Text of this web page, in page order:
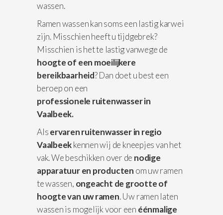
wassen.
Ramen wassen kan soms een lastig karwei
zijn. Misschien heeft u tijdgebrek?
Misschien is het te lastig vanwege de
hoogte of een moeilijkere
bereikbaarheid? Dan doet u best een
beroep on een
professionele ruitenwasser in
Vaalbeek.
Alservaren ruitenwasser in regio
Vaalbeekkennen wij de kneepjes van het
vak. We beschikken over de nodige
apparatuuren producten om uw ramen
te wassen, ongeacht de grootte of
hoogte van uw ramen. Uw ramen laten
wassen is mogelijk voor een éénmalige